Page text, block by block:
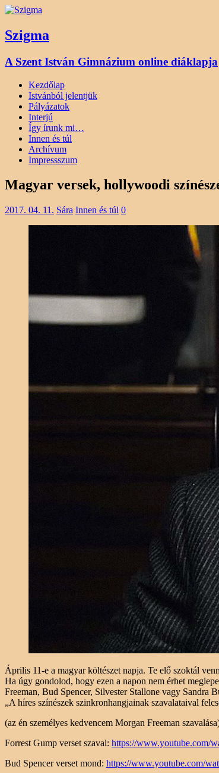
Szigma
A Szent István Gimnázium online diáklapja
Kezdőlap
Istvánból jelentjük
Pályázatok
Interjú
Így írunk mi…
Innen és túl
Archívum
Impressszum
Magyar versek, hollywoodi
2017. 04. 11. Sára Innen és túl 0
Április 11-e a magyar költészet napja. Te elő szoktál
Ha úgy gondolod, hogy ezen a napon nem érhet
Freeman, Bud Spencer, Silvester Stallone vagy Sandra
„A híres színészek szinkronhangjainak szavalataival
(az én személyes kedvencem Morgan Freeman
Forrest Gump verset szaval: https://www.youtube.com/
Bud Spencer verset mond: https://www.youtube.com/